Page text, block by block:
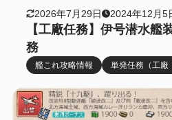
2026年7月29日 2024年12月5
【工廠任務】伊号潜水
務
艦これ攻略情報 単発任務（工廠